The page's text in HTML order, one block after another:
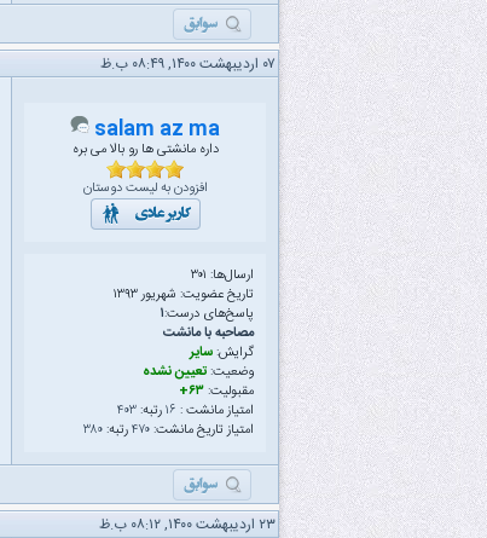
۰۷ اردیبهشت ۱۴۰۰, ۰۸:۴۹ ب.ظ
salam az ma
داره مانشتی ها رو بالا می بره
افزودن به لیست دوستان
ارسال‌ها: ۳۰۱
تاریخ عضویت: شهریور ۱۳۹۳
پاسخ‌های درست:۱
مصاحبه با مانشت
گرایش:سایر
وضعیت:تعیین نشده
مقبولیت:۶۳+
امتیاز مانشت : ۱۶رتبه:۴۰۳
امتیاز تاریخ مانشت:۴۷۰رتبه:۳۸۰
۲۳ اردیبهشت ۱۴۰۰, ۰۸:۱۲ ب.ظ